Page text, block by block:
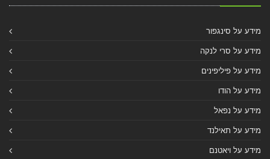
מידע על סינגפור
מידע על סרי לנקה
מידע על פיליפינים
מידע על הודו
מידע על נפאל
מידע על תאילנד
מידע על ויאטנם